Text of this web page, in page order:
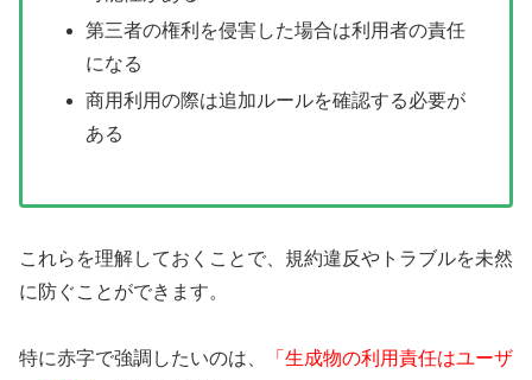
第三者の権利を侵害した場合は利用者の責任
になる
商用利用の際は追加ルールを確認する必要が
ある
これらを理解しておくことで、規約違反やトラブルを未然
に防ぐことができます。
特に赤字で強調したいのは、
「生成物の利用責任はユーザ